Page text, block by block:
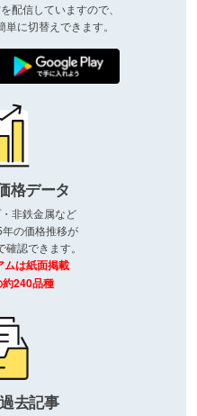
配信していますので、
に切替えできます。
格データ
非鉄金属など
の価格推移が
認できます。
ムは紙面掲載
240品種
去記事